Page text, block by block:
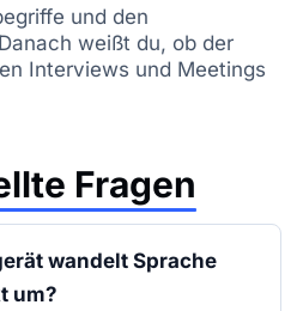
und den
weißt du, ob der
Interviews und Meetings
Fragen
wandelt Sprache
um?